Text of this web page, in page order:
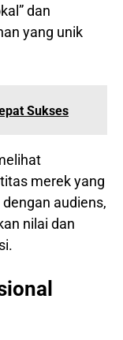
dan
yang unik
Sukses
merek yang
audiens,
nilai dan